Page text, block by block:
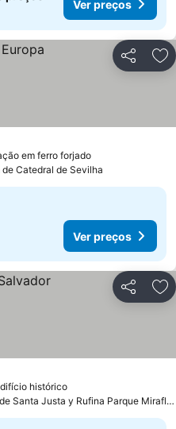
Ver preços
Partilhar
em ferro forjado
Catedral de Sevilha
Ver preços
Partilhar
histórico
a 2.7 km de Santa Justa y Rufina Parque Miraflores